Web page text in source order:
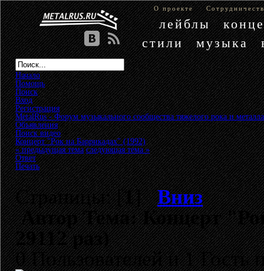
О проекте
лейблы
стили
музыка
Начало
Помощь
Поиск
Вход
Регистрация
MetalRus - Форум музыкального сообщества тяжелого рока и металла
Объявления»
Поиск видео»
Концерт "Рок на Баррикадах" (1992)
« предыдущая тема следующая тема »
Ответ
Печать
Страницы: [1]Вниз
АвторТема: Концерт
29112 раз)
0 Пользователей и 1 Гость